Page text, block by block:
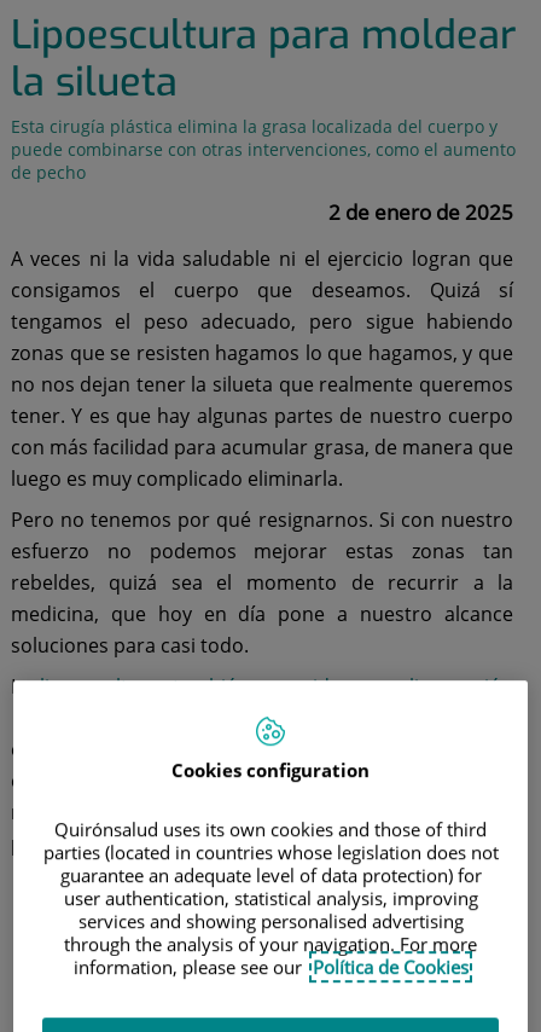
Lipoescultura para moldear
la silueta
Esta cirugía plástica elimina la grasa localizada del cuerpo y
puede combinarse con otras intervenciones, como el aumento
de pecho
2 de enero de 2025
A veces ni la vida saludable ni el ejercicio logran que
consigamos el cuerpo que deseamos. Quizá sí
tengamos el peso adecuado, pero sigue habiendo
zonas que se resisten hagamos lo que hagamos, y que
no nos dejan tener la silueta que realmente queremos
tener. Y es que hay algunas partes de nuestro cuerpo
con más facilidad para acumular grasa, de manera que
luego es muy complicado eliminarla.
Pero no tenemos por qué resignarnos. Si con nuestro
esfuerzo no podemos mejorar estas zonas tan
rebeldes, quizá sea el momento de recurrir a la
medicina, que hoy en día pone a nuestro alcance
soluciones para casi todo.
Lalipoescultura, también conocida como liposucción
, es la cirugía plástica más demandada para eliminar
esa grasa tan difícil y para lograr una forma atractiva
en piernas, brazos y abdomen. Te explicamos cómo se
realiza, cuánto duran los resultados y qué esperar del
postoperatorio.
Cookies configuration
Quirónsalud uses its own cookies and those of third
parties (located in countries whose legislation does not
guarantee an adequate level of data protection) for
user authentication, statistical analysis, improving
services and showing personalised advertising
through the analysis of your navigation. For more
information, please see our Política de Cookies